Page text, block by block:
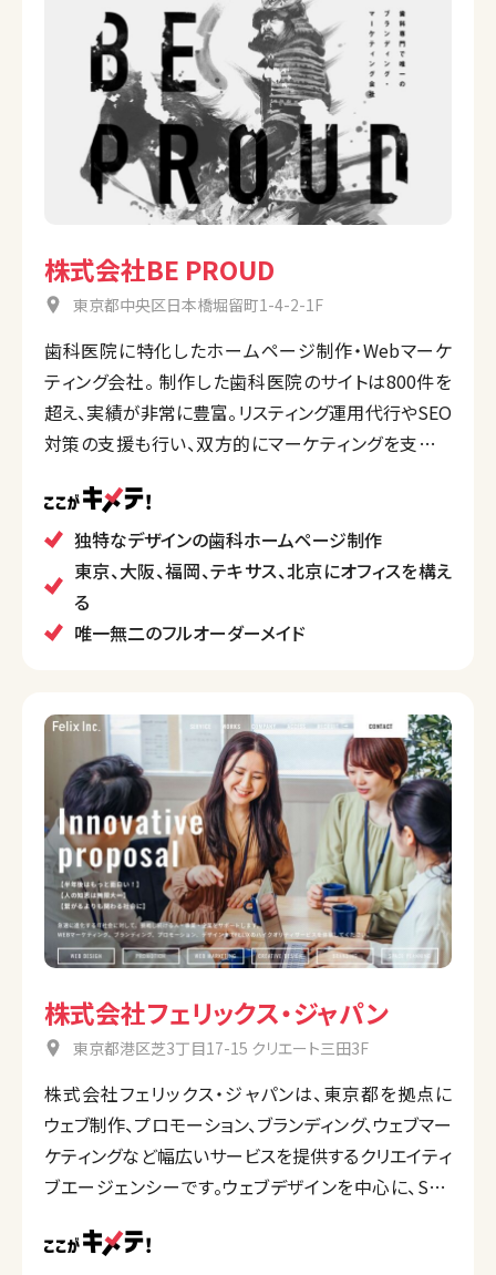
株式会社BE PROUD
東京都中央区日本橋堀留町1-4-2-1F
歯科医院に特化したホームページ制作・Webマーケ
ティング会社。 制作した歯科医院のサイトは800件を
超え、実績が非常に豊富。リスティング運用代行やSEO
対策の支援も行い、双方的にマーケティングを支援す
歯科の口コミサイト「日本歯科医療評価機構」を運営
している。
独特なデザインの歯科ホームページ制作
東京、大阪、福岡、テキサス、北京にオフィスを構え
る
唯一無二のフルオーダーメイド
株式会社フェリックス・ジャパン
東京都港区芝3丁目17-15 クリエート三田3F
株式会社フェリックス・ジャパンは、東京都を拠点に
ウェブ制作、プロモーション、ブランディング、ウェブマー
ケティングなど幅広いサービスを提供するクリエイティ
ブエージェンシーです。ウェブデザインを中心に、SEO
SNS広告運用、ECサイトの構築・運営代行も手掛けて